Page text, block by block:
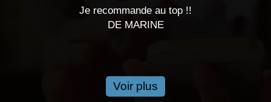
Je recommande au top !!
Voir plus